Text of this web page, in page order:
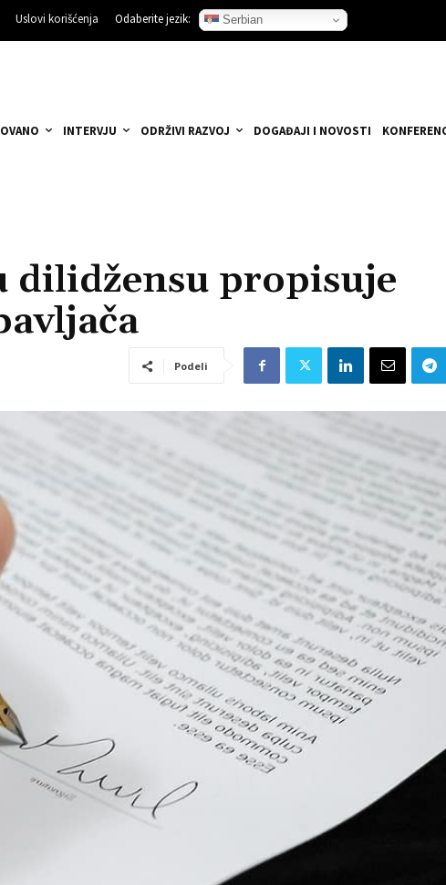
Uslovi korišćenja Odaberite jezik: Serbian
INTERVJU ODRŽIVI RAZVOJ DOGAĐAJI I NOVOSTI
dilidžensu propisuje
Podeli